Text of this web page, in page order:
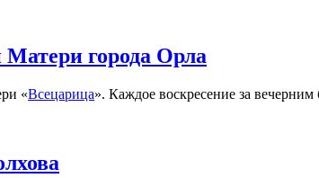
города Орла
«Всецарица». Каждое воскресение за